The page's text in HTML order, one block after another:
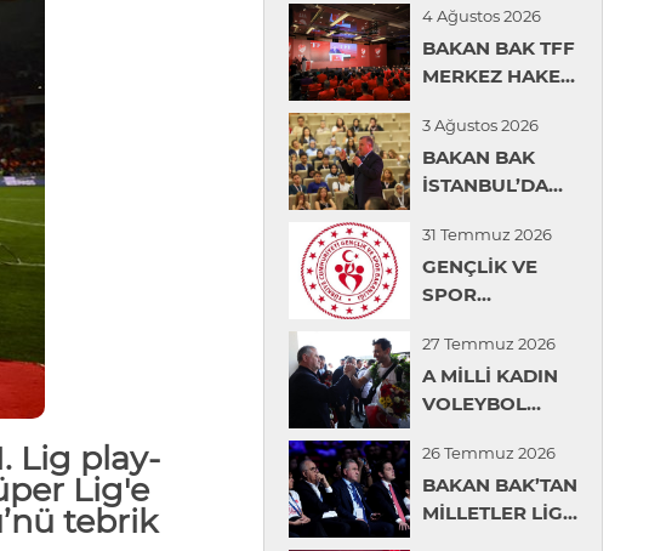
Lig play-
Lig'e
tebrik
4 Ağustos 2026
BAKAN BAK TFF
MERKEZ HAKEM
SEMİNERİNDE
KONUŞTU
3 Ağustos 2026
BAKAN BAK
İSTANBUL’DA
BİR ARAYA
GELDİ
31 Temmuz 2026
GENÇLİK VE
SPOR
GENÇLERİN
ÜNİVERSİTE
TERCİHLERİNDE
REHBERLİK
DESTEĞİ
27 Temmuz 2026
A MİLLİ KADIN
VOLEYBOL
KARŞILAMA
TÖRENİ
DÜZENLENDİ
26 Temmuz 2026
BAKAN BAK’TAN
MİLLETLER LİGİ